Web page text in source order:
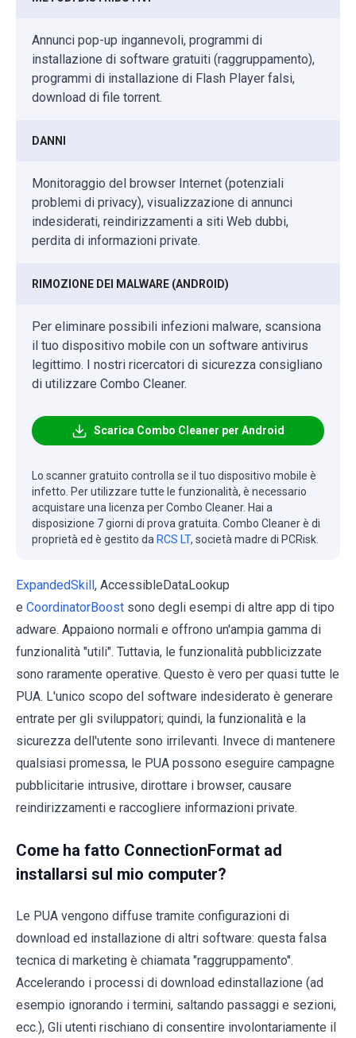
Annunci pop-up ingannevoli, programmi di
installazione di software gratuiti (raggruppamento),
programmi di installazione di Flash Player falsi,
download di file torrent.
DANNI
Monitoraggio del browser Internet (potenziali
problemi di privacy), visualizzazione di annunci
indesiderati, reindirizzamenti a siti Web dubbi,
perdita di informazioni private.
RIMOZIONE DEI MALWARE (ANDROID)
Per eliminare possibili infezioni malware, scansiona
il tuo dispositivo mobile con un software antivirus
legittimo. I nostri ricercatori di sicurezza consigliano
di utilizzare Combo Cleaner.
Scarica Combo Cleaner per Android
Lo scanner gratuito controlla se il tuo dispositivo mobile è
infetto. Per utilizzare tutte le funzionalità, è necessario
acquistare una licenza per Combo Cleaner. Hai a
disposizione 7 giorni di prova gratuita. Combo Cleaner è di
proprietà ed è gestito da RCS LT, società madre di PCRisk.
ExpandedSkill , AccessibleDataLookup
e CoordinatorBoost sono degli esempi di altre app di tipo
adware. Appaiono normali e offrono un'ampia gamma di
funzionalità "utili". Tuttavia, le funzionalità pubblicizzate
sono raramente operative. Questo è vero per quasi tutte le
PUA. L'unico scopo del software indesiderato è generare
entrate per gli sviluppatori; quindi, la funzionalità e la
sicurezza dell'utente sono irrilevanti. Invece di mantenere
qualsiasi promessa, le PUA possono eseguire campagne
pubblicitarie intrusive, dirottare i browser, causare
reindirizzamenti e raccogliere informazioni private.
Come ha fatto ConnectionFormat ad
installarsi sul mio computer?
Le PUA vengono diffuse tramite configurazioni di
download ed installazione di altri software: questa falsa
tecnica di marketing è chiamata "raggruppamento".
Accelerando i processi di download edinstallazione (ad
esempio ignorando i termini, saltando passaggi e sezioni,
ecc.), Gli utenti rischiano di consentire involontariamente il